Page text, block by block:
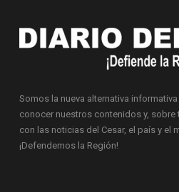
Somos la nueva alternativa
conocer nuestros contenidos y,
con las noticias del Cesar, el país y el
¡Defendemos la Región!